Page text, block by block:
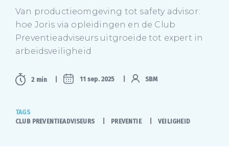
Van productieomgeving tot safety advisor:
hoe Joris via opleidingen en de Club
Preventieadviseurs uitgroeide tot expert in
arbeidsveiligheid
2 min 11 sep. 2025 SBM
TAGS
CLUB PREVENTIEADVISEURS
PREVENTIE VEILIGHEID